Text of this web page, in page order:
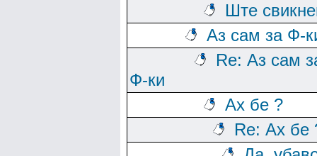
Ште
Аз сам за Ф-
Re: Аз сам
Ф-ки
Ах бе ?
Re: Ах бе